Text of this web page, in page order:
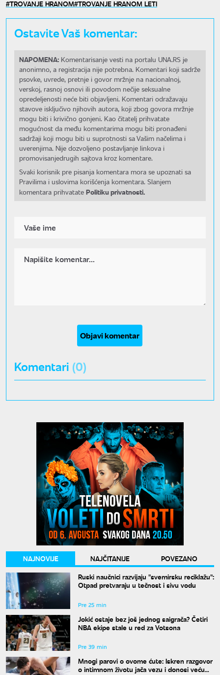
TROVANJE HRANOM TROVANJE HRANOM LETI
Ostavite Vaš komentar:
NAPOMENA: Komentarisanje vesti na portalu UNA.RS je
anonimno, a registracija nije potrebna. Komentari koji sadrže
psovke, uvrede, pretnje i govor mržnje na nacionalnoj,
verskoj, rasnoj osnovi ili povodom nečije seksualne
opredeljenosti neće biti objavljeni. Komentari odražavaju
stavove isključivo njihovih autora, koji zbog govora mržnje
mogu biti i krivično gonjeni. Kao čitatelj prihvatate
mogućnost da među komentarima mogu biti pronađeni
sadržaji koji mogu biti u suprotnosti sa Vašim načelima i
uverenjima. Nije dozvoljeno postavljanje linkova i
promovisanjedrugih sajtova kroz komentare.
Svaki korisnik pre pisanja komentara mora se upoznati sa
Pravilima i uslovima korišćenja komentara. Slanjem
komentara prihvatate Politiku privatnosti.
Objavi komentar
Komentari (0)
NAJNOVIJE NAJČITANIJE
POVEZANO
Ruski naučnici razvijaju "svemirsku reciklažu":
Otpad pretvaraju u tečnost i sivu vodu
Pre 25 min
Jokić ostaje bez još jednog saigrača? Četiri
NBA ekipe stale u red za Votsona
Pre 39 min
Mnogi parovi o ovome ćute: Iskren razgovor
o intimnom životu jača vezu i donosi veću